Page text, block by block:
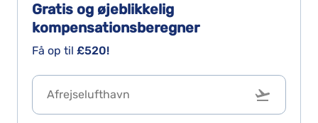
Gratis og øjeblikkelig
kompensationsberegner
Få op til £520!